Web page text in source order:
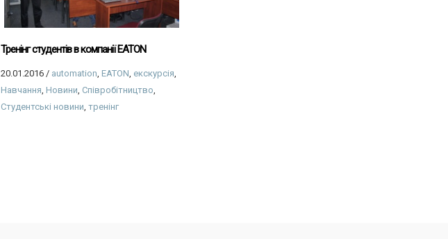
Тренінг студентів в компанії EATON
20.01.2016 / automation EATON екскурсія
Навчання Новини Співробітництво
Студентські новини ,тренінг